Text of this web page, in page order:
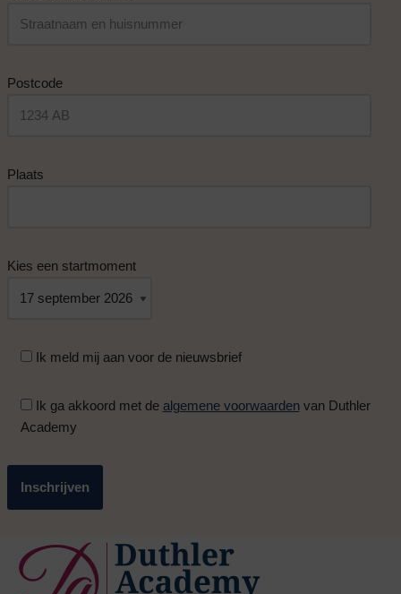
Postcode
Plaats
Kies een startmoment
Ik meld mij aan voor de nieuwsbrief
Ik ga akkoord met de algemene voorwaardenvan Duthler
Academy